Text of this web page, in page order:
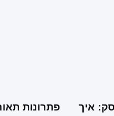
איך
פתרונות